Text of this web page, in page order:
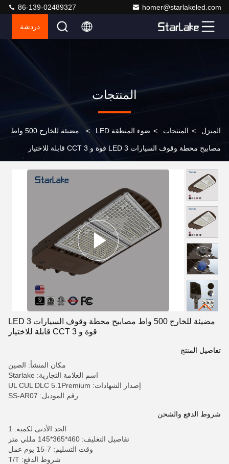
homer@starlakeled.com
86-139-02489327
دردشة
المنتجات
المنزل > المنتجات > ضوء المنطقة LED > مضيئة للخارج 500 واط
مصابيح محطة وقوف السيارات LED 3 قوة و 3 CCT قابلة للاختيار
مضيئة للخارج 500 واط مصابيح محطة وقوف السيارات LED 3
قوة و 3 CCT قابلة للاختيار
تفاصيل المنتج
مكان المنشأ: الصين
اسم العلامة التجارية: Starlake
إصدار الشهادات: UL CUL DLC 5.1Premium
رقم الموديل: SS-AR07
شروط الدفع والشحن
الحد الأدنى لكمية: 1
تفاصيل التغليف: 460*365*145 مللي متر
وقت التسليم: 7-15 يوم عمل
شروط الدفع: T/T